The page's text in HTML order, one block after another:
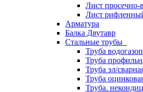
Лист
Лист
Арматура
Балка Двутавр
Стальные трубы
Труба
Труба
Труба эл/
Труба
Труба.